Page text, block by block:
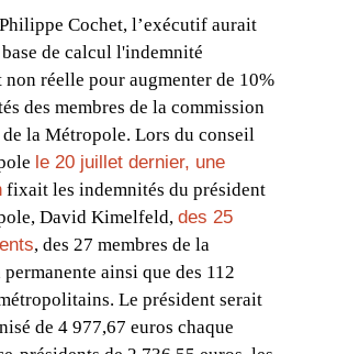
Cochet, l’exécutif aurait
de calcul l'indemnité
non réelle pour augmenter de 10%
des membres de la commission
de la Métropole. Lors du conseil
le 20 juillet dernier, une
fixait les indemnités du président
David Kimelfeld, des 25
, des 27 membres de la
ainsi que des 112
Le président serait
de 4 977,67 euros chaque